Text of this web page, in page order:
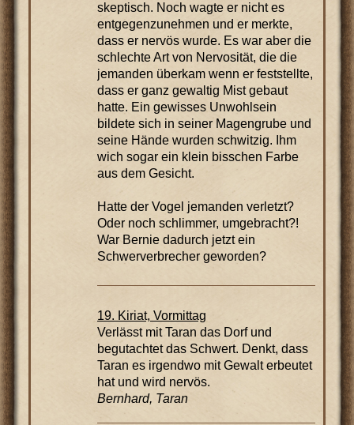
skeptisch. Noch wagte er nicht es
entgegenzunehmen und er merkte,
dass er nervös wurde. Es war aber die
schlechte Art von Nervosität, die die
jemanden überkam wenn er feststellte,
dass er ganz gewaltig Mist gebaut
hatte. Ein gewisses Unwohlsein
bildete sich in seiner Magengrube und
seine Hände wurden schwitzig. Ihm
wich sogar ein klein bisschen Farbe
aus dem Gesicht.
Hatte der Vogel jemanden verletzt?
Oder noch schlimmer, umgebracht?!
War Bernie dadurch jetzt ein
Schwerverbrecher geworden?
19. Kiriat, Vormittag
Verlässt mit Taran das Dorf und
begutachtet das Schwert. Denkt, dass
Taran es irgendwo mit Gewalt erbeutet
hat und wird nervös.
Bernhard, Taran